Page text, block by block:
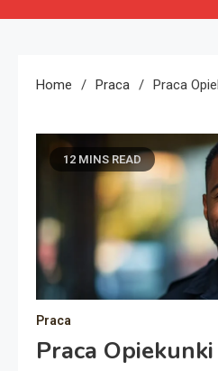
Home Praca Praca
12 MINS READ
Praca
Praca